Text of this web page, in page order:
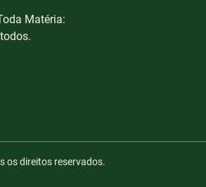
Matéria:
os direitos reservados.